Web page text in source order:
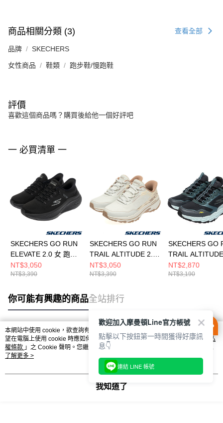
商品相關分類 (3) 查看全部
品牌 SKECHERS
女性商品 鞋類 跑步鞋/慢跑鞋
評價
喜歡這個商品嗎？購買後給他一個好評吧
一 必買清單 一
SKECHERS GO RUN
ELEVATE 2.0 女 跑步
鞋 129006BBK
NT$3,050
NT$3,390
SKECHERS GO RUN
TRAIL ALTITUDE 2.0
女 跑步鞋
129532WNT
NT$3,050
NT$3,390
SKECHERS GO
TRAIL
女 跑步鞋
129525WNVAQ
NT$2,870
NT$3,190
你可能有興趣的商品全站排行
熱門標籤
本網站中使用 cookie，欲查詢有關本網站使用 cookie 方式之詳情，及若您不希
望在電腦上使用 cookie 時應如何變更電腦的 cookie 設定，請參閱本網站「
隱私
權條款 」之 Cookie 聲明。您繼續使用本網站即表示您同意本公司得按本網站使
用條款之 Cookie 聲明使用 cookie。
了解更多 >
我知道了
歡迎加入摩曼頓Line官方帳號
點擊以下按鈕第一時間獲得好康訊
息👇
連結 LINE 帳號